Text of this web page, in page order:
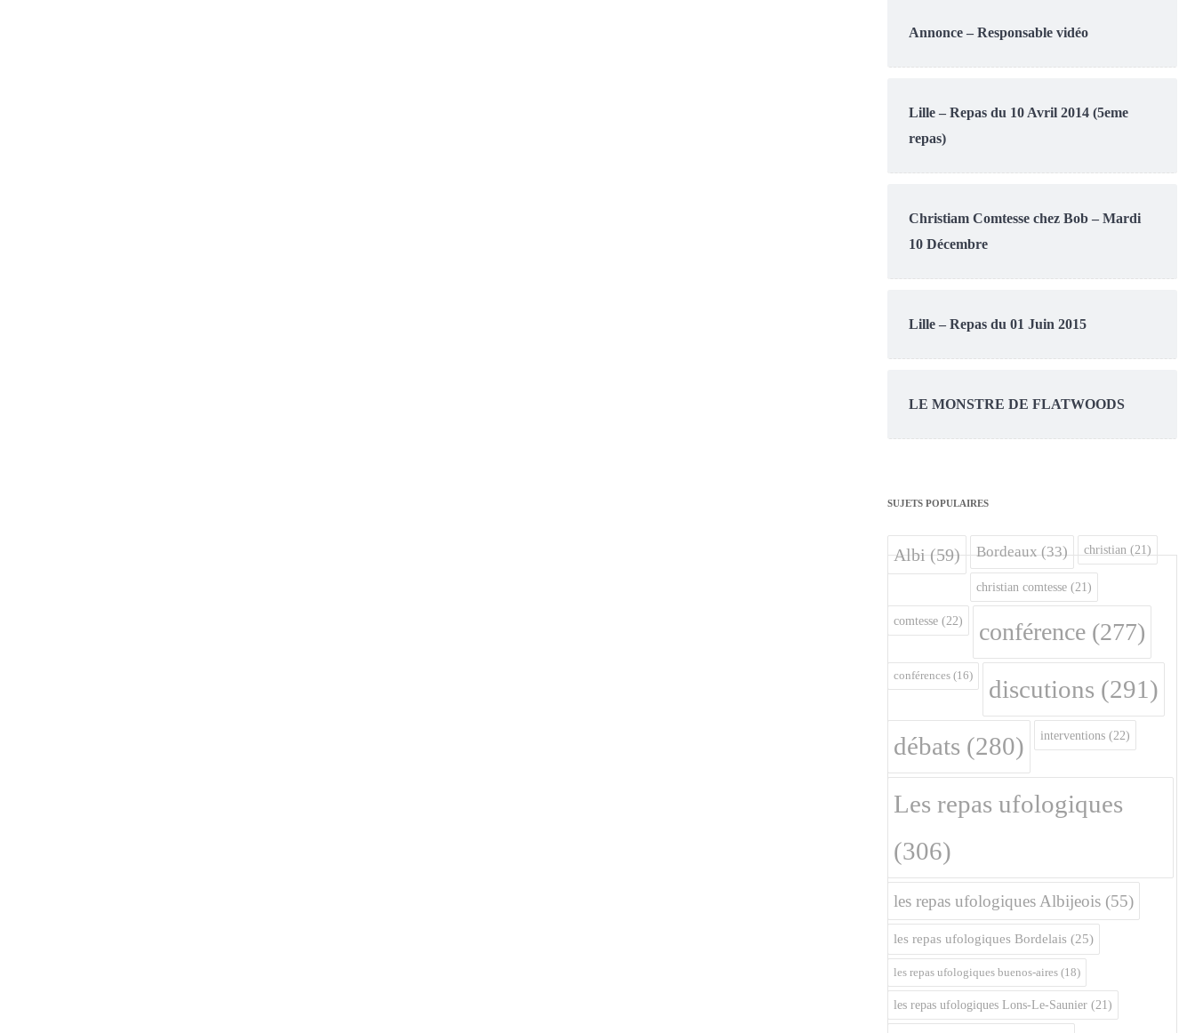
Annonce – Responsable vidéo
Lille – Repas du 10 Avril 2014 (5eme
repas)
Christiam Comtesse chez Bob – Mardi
10 Décembre
Lille – Repas du 01 Juin 2015
LE MONSTRE DE FLATWOODS
SUJETS POPULAIRES
Albi(59) Bordeaux(33) christian (21)
christian comtesse (21)
comtesse (22) conférence (277)
conférences (16) discutions (291)
débats (280) interventions (22)
Les repas ufologiques
(306)
les repas ufologiques Albijeois (55)
les repas ufologiques Bordelais (25)
les repas ufologiques buenos-aires (18)
les repas ufologiques Lons-Le-Saunier (21)